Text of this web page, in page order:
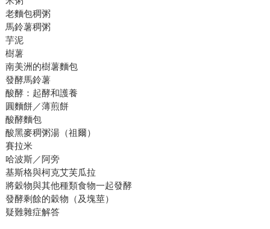
老麵包稠粥
馬鈴薯稠粥
芋泥
樹薯
南美洲的樹薯麵包
發酵馬鈴薯
酸酵：起酵和護養
圓麵餅／薄煎餅
酸酵麵包
酸黑麥稠粥湯（祖爾）
賽拉米
哈波斯／阿旁
基斯格與柯克艾芙瓜拉
將穀物與其他種類食物一起發酵
發酵剩餘的穀物（及塊莖）
疑難雜症解答